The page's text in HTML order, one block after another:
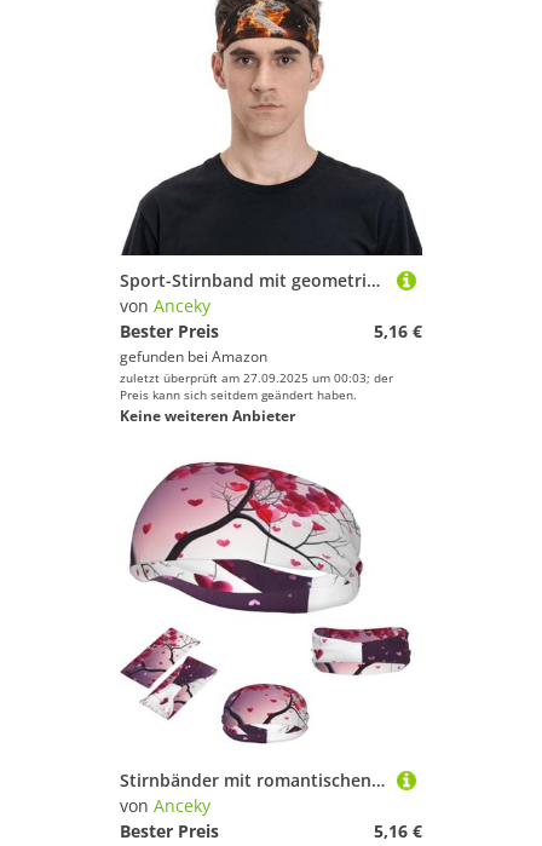
Sport-Stirnband mit geometrischen Quallenformen für Männer und Frauen, elastische Workout-Schweißbänder zum Laufen, Yoga, Fitnessstudio, Stil 3
von Anceky
Bester Preis
5,16 €
gefunden bei Amazon
zuletzt überprüft am 27.09.2025 um 00:03; der
Preis kann sich seitdem geändert haben.
Keine weiteren Anbieter
Stirnbänder mit romantischen Herzen, Blättern und Bäumen, Sport-Schweißbänder für Männer und Frauen, Haarband, feuchtigkeitsableitende elastische Schweißbänder
von Anceky
Bester Preis
5,16 €